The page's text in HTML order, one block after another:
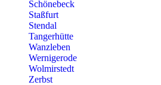
Schönebeck
Staßfurt
Stendal
Tangerhütte
Wanzleben
Wernigerode
Wolmirstedt
Zerbst